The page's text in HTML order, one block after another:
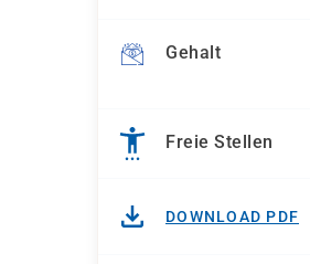
Gehalt
Freie Stellen
DOWNLOAD PDF